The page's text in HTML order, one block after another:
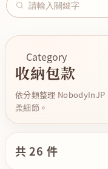
Category
收納包款
依分類整理 NobodyInJP
柔細節。
共 26 件